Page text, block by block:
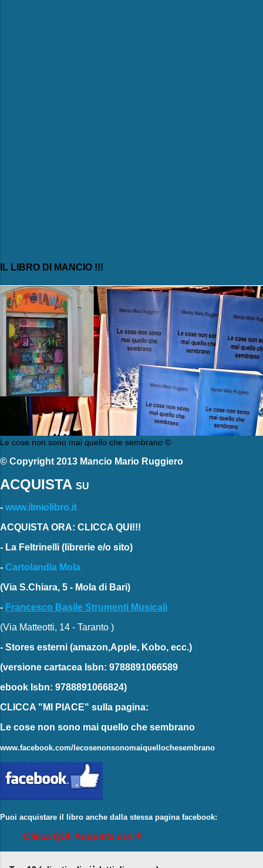
IL LIBRO DI MANCIO !!!
Le cose non sono mai quello che sembrano ©
© Copyright 2013 Mancio Mario Ruggiero
ACQUISTA SU
- www.ilmiolibro.it
ACQUISTA ORA: CLICCA QUI!!!
- La Feltrinelli (librerie e/o sito)
- Cartolandia Mola
(Via S.Chiara, 5 - Mola di Bari)
- Francesco Basile Strumenti Musicali
(Via Matteotti, 14 - Taranto )
- Stores esterni (amazon,Apple, Kobo, ecc.)
(versione cartacea Isbn: 9788891066589
ebook Isbn: 9788891066824)
CLICCA "MI PIACE" sulla pagina:
Le cose non sono mai quello che sembrano
www.facebook.com/lecosenonsonomaiquellochesembrano
Puoi acquistare il libro anche dalla stessa pagina facebook:
Clicca QUI: Acquista ora !!!